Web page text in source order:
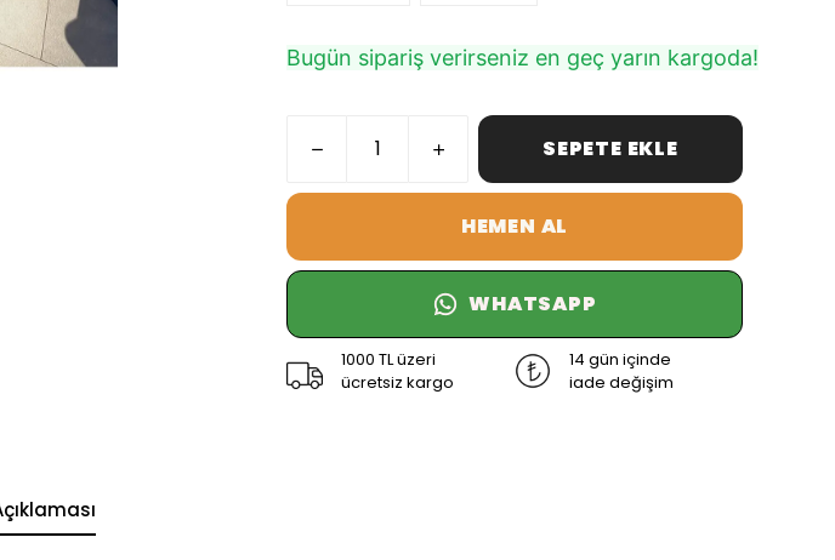
Bugün sipariş verirseniz en geç yarın kargoda!
SEPETE EKLE
HEMEN AL
WHATSAPP
1000 TL üzeri
ücretsiz kargo
14 gün içinde
iade değişim